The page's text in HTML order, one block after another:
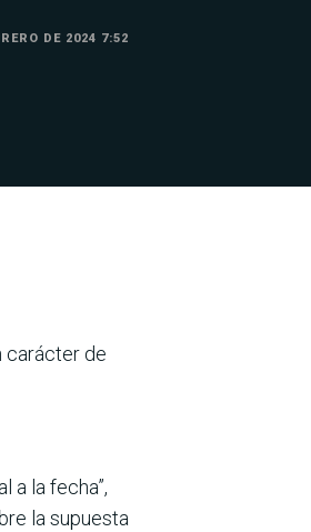
DE 2024 7:52
carácter de
a la fecha”,
la supuesta